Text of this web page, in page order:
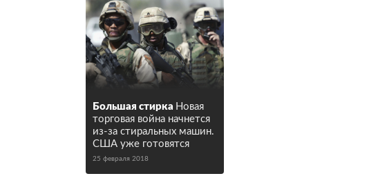
Большая стирка Новая
торговая война начнется
из-за стиральных машин.
США уже готовятся
25 февраля 2018